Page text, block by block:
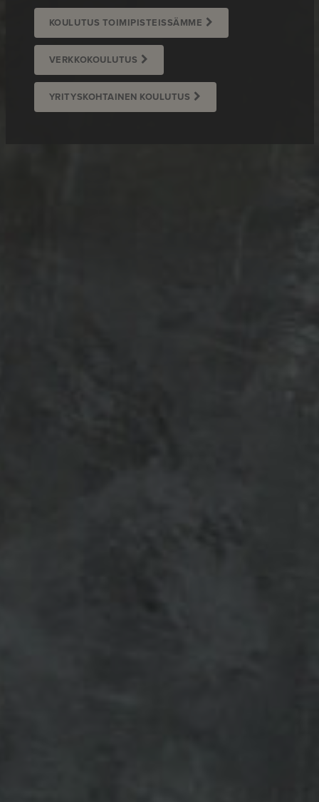
KOULUTUS TOIMIPISTEISSÄMME
VERKKOKOULUTUS
YRITYSKOHTAINEN KOULUTUS